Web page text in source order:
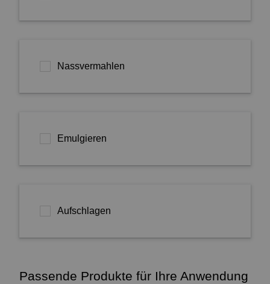
Nassvermahlen
Emulgieren
Aufschlagen
Passende Produkte für Ihre Anwendung